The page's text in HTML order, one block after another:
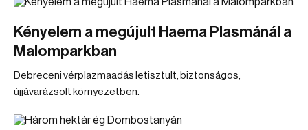
Kényelem a megújult Haema Plasmánál a
Malomparkban
Debreceni vérplazmaadás letisztult, biztonságos,
újjávarázsolt környezetben.